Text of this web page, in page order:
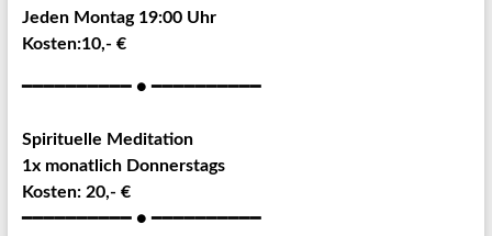
Jeden Montag 19:00 Uhr
Kosten:10,- €
━━━━━━━━━━ ● ━━━━━━━━━━
Spirituelle Meditation
1x monatlich Donnerstags
Kosten: 20,- €
━━━━━━━━━━ ● ━━━━━━━━━━